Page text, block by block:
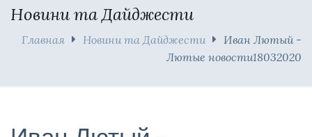
Новини та Дайджести
Главная Новини та Дайджести
Иван Лютый -
Лютые новости18032020